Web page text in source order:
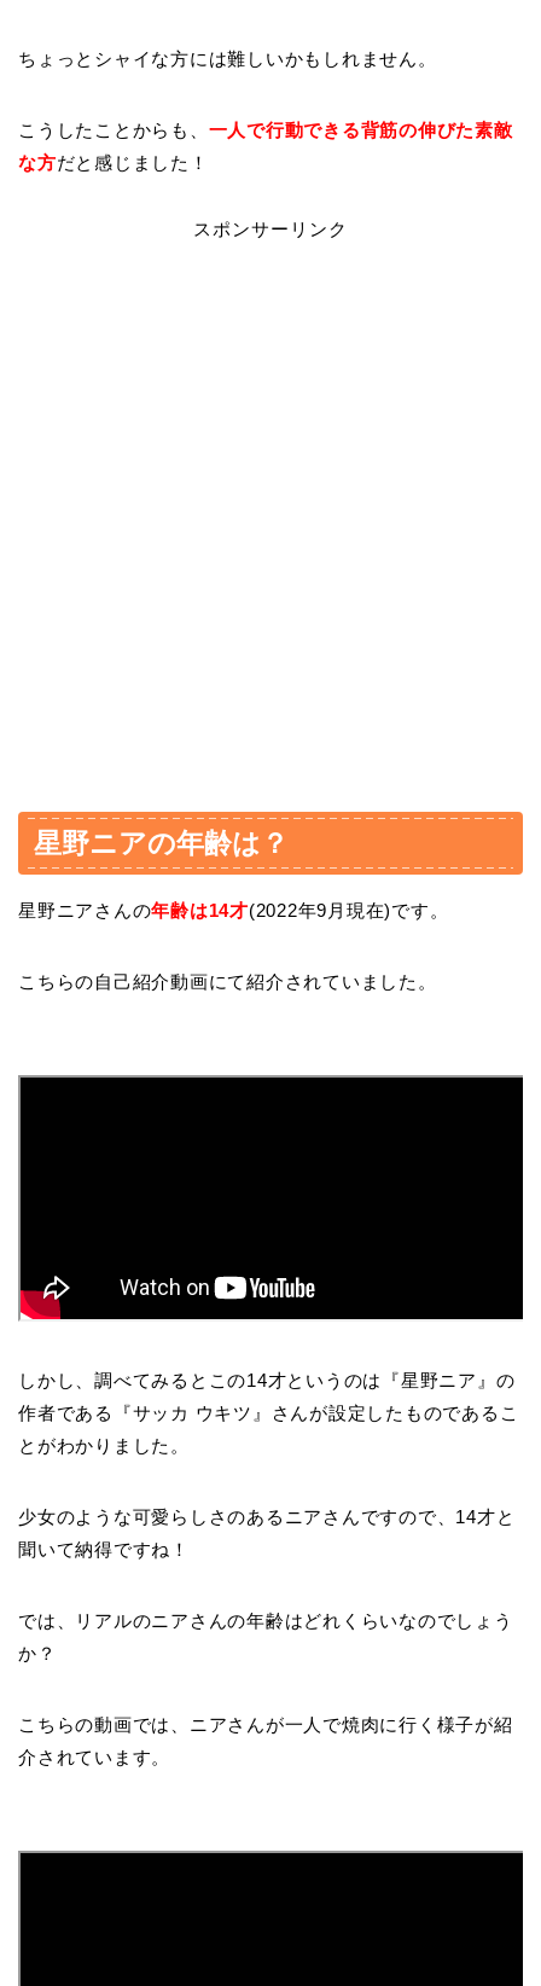
ちょっとシャイな方には難しいかもしれません。
こうしたことからも、 一人で行動できる背筋の伸びた素敵
な方だと感じました！
スポンサーリンク
星野ニアの年齢は？
星野ニアさんの年齢は14才(2022年9月現在)です。
こちらの自己紹介動画にて紹介されていました。
しかし、調べてみるとこの14才というのは『星野ニア』の
作者である『サッカ ウキツ』さんが設定したものであるこ
とがわかりました。
少女のような可愛らしさのあるニアさんですので、14才と
聞いて納得ですね！
では、リアルのニアさんの年齢はどれくらいなのでしょう
か？
こちらの動画では、ニアさんが一人で焼肉に行く様子が紹
介されています。